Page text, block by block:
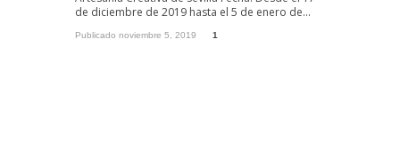
de diciembre de 2019 hasta el 5 de enero de...
Publicado noviembre 5, 2019 1